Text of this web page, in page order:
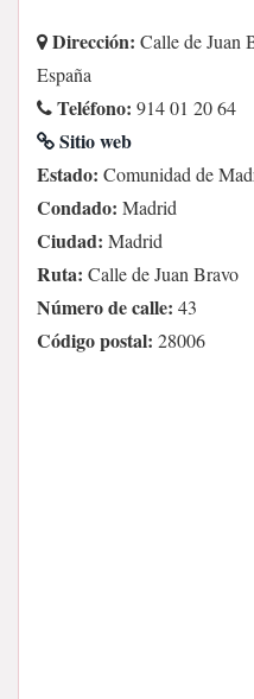
Dirección: Calle de Juan
España
Teléfono: 914 01 20 64
Sitio web
Estado: Comunidad de
Condado: Madrid
Ciudad: Madrid
Ruta: Calle de Juan Bravo
Número de calle: 43
Código postal: 28006